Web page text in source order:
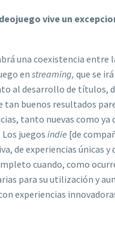
vive un
una coexistencia
en streaming, que se
al desarrollo de títulos,
tan buenos resultados
tanto nuevas como
juegos indie [de
de experiencias únicas
cuando, como
para su utilización y
experiencias